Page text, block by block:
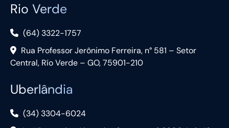
Rio Verde
(64) 3322-1757
Rua Professor Jerônimo Ferreira, n° 581 – Setor
Central, Río Verde – GO, 75901-210
Uberlândia
(34) 3304-6024